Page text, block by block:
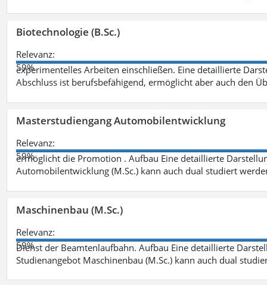
Biotechnologie (B.Sc.)
Relevanz:
59%
experimentelles Arbeiten einschließen. Eine detaillierte
Abschluss ist berufsbefähigend, ermöglicht aber auch den
Masterstudiengang Automobilentwicklung
Relevanz:
59%
ermöglicht die Promotion . Aufbau Eine detaillierte
Automobilentwicklung (M.Sc.) kann auch dual studiert
Maschinenbau (M.Sc.)
Relevanz:
59%
Dienst der Beamtenlaufbahn. Aufbau Eine detaillierte
Studienangebot Maschinenbau (M.Sc.) kann auch dual